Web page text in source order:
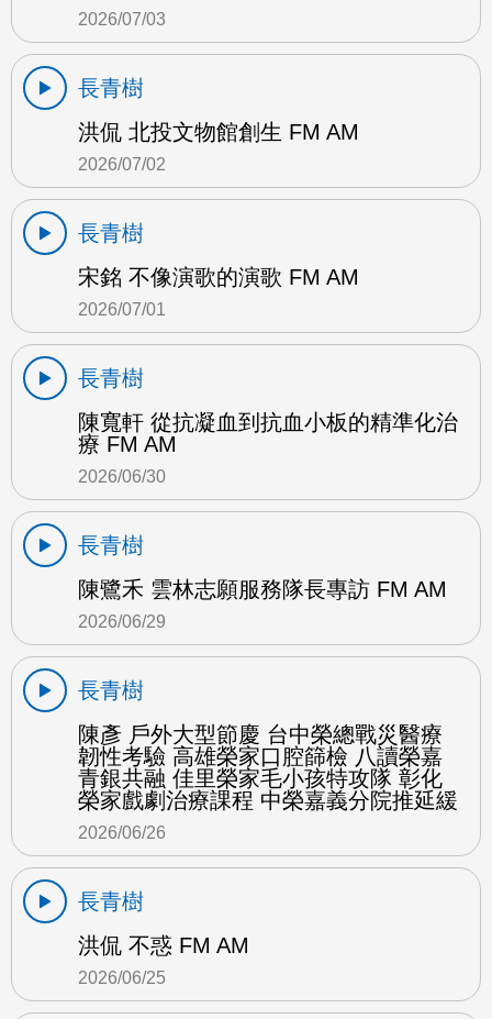
2026/07/03
長青樹
洪侃 北投文物館創生 FM AM
2026/07/02
長青樹
宋銘 不像演歌的演歌 FM AM
2026/07/01
長青樹
陳寬軒 從抗凝血到抗血小板的精準化治
療 FM AM
2026/06/30
長青樹
陳鷺禾 雲林志願服務隊長專訪 FM AM
2026/06/29
長青樹
陳彥 戶外大型節慶 台中榮總戰災醫療
韌性考驗 高雄榮家口腔篩檢 八讀榮嘉
青銀共融 佳里榮家毛小孩特攻隊 彰化
榮家戲劇治療課程 中榮嘉義分院推延緩
2026/06/26
長青樹
洪侃 不惑 FM AM
2026/06/25